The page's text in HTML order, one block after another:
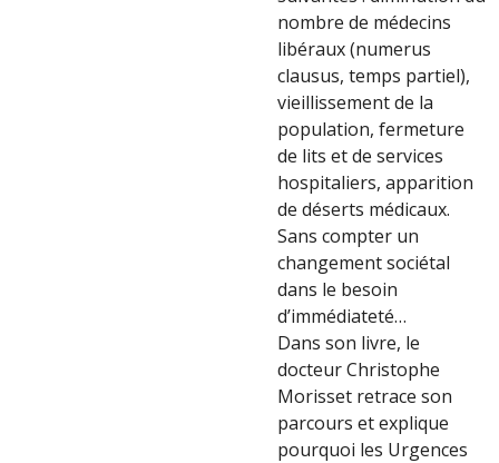
nombre de médecins
libéraux (numerus
clausus, temps partiel),
vieillissement de la
population, fermeture
de lits et de ­services
hospitaliers, apparition
de déserts médicaux.
Sans compter un
changement sociétal
dans le besoin
d’immédiateté…
Dans son livre, le
docteur Christophe
Morisset retrace son
parcours et explique
pourquoi les Urgences